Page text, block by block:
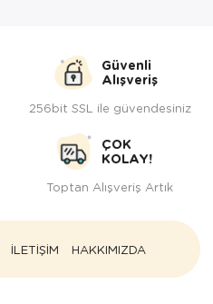
Güvenli
Alışveriş
256bit SSL ile güvendesiniz
ÇOK
KOLAY!
Toptan Alışveriş Artık
İLETİŞİM HAKKIMIZDA